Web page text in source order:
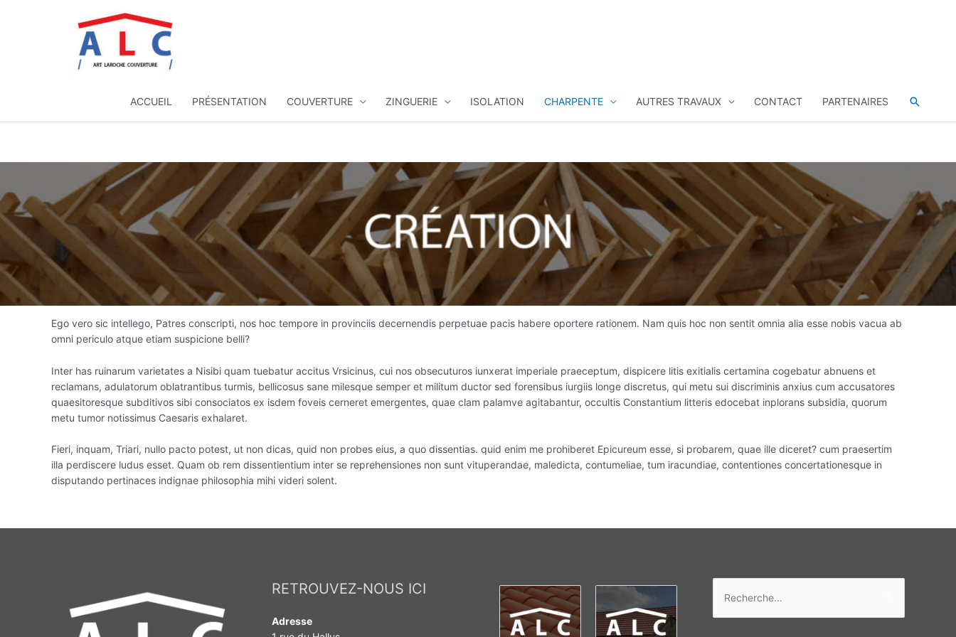
ACCUEIL PRÉSENTATION COUVERTURE ZINGUERIE ISOLATION CHARPENTE AUTRES TRAVAUX CONTACT PARTENAIRES
Ego vero sic intellego, Patres conscripti, nos hoc tempore in provinciis decernendis perpetuae pacis habere oportere rationem. Nam quis hoc non sentit omnia alia esse nobis vacua ab
omni periculo atque etiam suspicione belli?
Inter has ruinarum varietates a Nisibi quam tuebatur accitus Vrsicinus, cui nos obsecuturos iunxerat imperiale praeceptum, dispicere litis exitialis certamina cogebatur abnuens et
reclamans, adulatorum oblatrantibus turmis, bellicosus sane milesque semper et militum ductor sed forensibus iurgiis longe discretus, qui metu sui discriminis anxius cum accusatores
quaesitoresque subditivos sibi consociatos ex isdem foveis cerneret emergentes, quae clam palamve agitabantur, occultis Constantium litteris edocebat inplorans subsidia, quorum
metu tumor notissimus Caesaris exhalaret.
Fieri, inquam, Triari, nullo pacto potest, ut non dicas, quid non probes eius, a quo dissentias. quid enim me prohiberet Epicureum esse, si probarem, quae ille diceret? cum praesertim
illa perdiscere ludus esset. Quam ob rem dissentientium inter se reprehensiones non sunt vituperandae, maledicta, contumeliae, tum iracundiae, contentiones concertationesque in
disputando pertinaces indignae philosophia mihi videri solent.
RETROUVEZ-NOUS ICI
Adresse
Rechercher :